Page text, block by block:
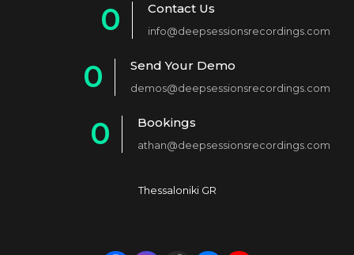
0
1
2
4
Contact Us
info@deepsessionsrecordings.com
0
2
Send Your Demo
demos@deepsessionsrecordings.com
0
Bookings
athan@deepsessionsrecordings.com
Thessaloniki GR